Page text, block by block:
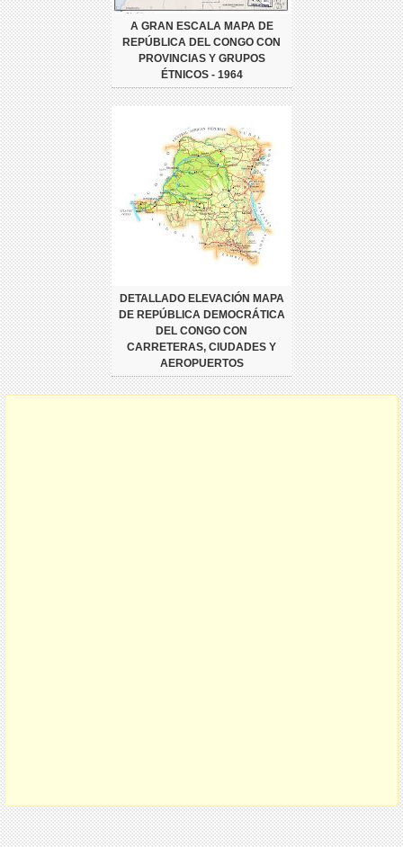
A GRAN ESCALA MAPA DE
REPÚBLICA DEL CONGO CON
PROVINCIAS Y GRUPOS
ÉTNICOS - 1964
DETALLADO ELEVACIÓN MAPA
DE REPÚBLICA DEMOCRÁTICA
DEL CONGO CON
CARRETERAS, CIUDADES Y
AEROPUERTOS